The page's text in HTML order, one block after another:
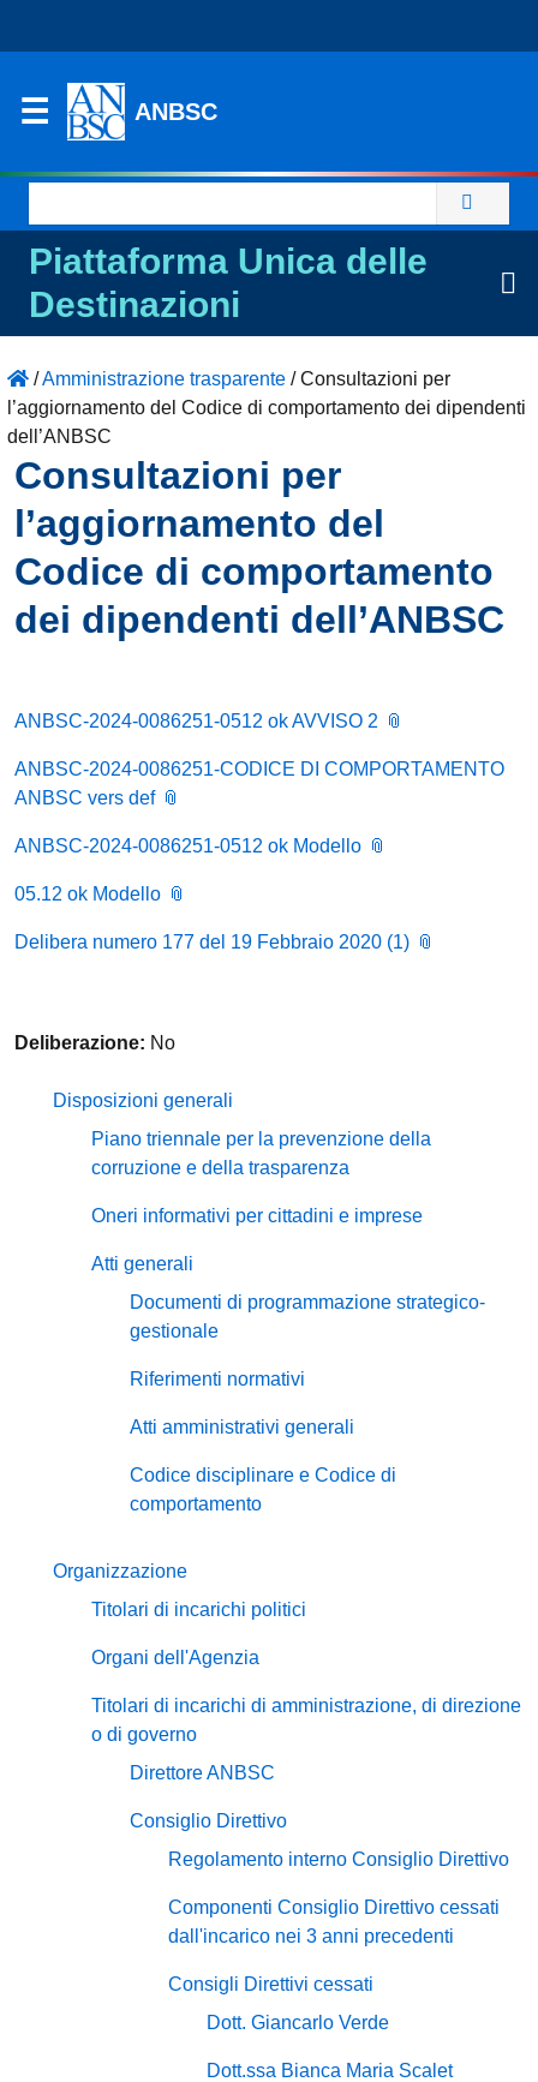
ANBSC
per:
Piattaforma Unica delle
Destinazioni
/Amministrazione trasparente /Consultazioni per
l’aggiornamento del Codice di comportamento dei dipendenti
dell’ANBSC
Consultazioni per
l’aggiornamento del
Codice di comportamento
dei dipendenti dell’ANBSC
ANBSC-2024-0086251-0512 ok AVVISO 2
ANBSC-2024-0086251-CODICE DI COMPORTAMENTO
ANBSC vers def
ANBSC-2024-0086251-0512 ok Modello
05.12 ok Modello
Delibera numero 177 del 19 Febbraio 2020 (1)
Deliberazione: No
Disposizioni generali
Piano triennale per la prevenzione della
corruzione e della trasparenza
Oneri informativi per cittadini e imprese
Atti generali
Documenti di programmazione strategico-
gestionale
Riferimenti normativi
Atti amministrativi generali
Codice disciplinare e Codice di
comportamento
Organizzazione
Titolari di incarichi politici
Organi dell'Agenzia
Titolari di incarichi di amministrazione, di direzione
o di governo
Direttore ANBSC
Consiglio Direttivo
Regolamento interno Consiglio Direttivo
Componenti Consiglio Direttivo cessati
dall'incarico nei 3 anni precedenti
Consigli Direttivi cessati
Dott. Giancarlo Verde
Dott.ssa Bianca Maria Scalet